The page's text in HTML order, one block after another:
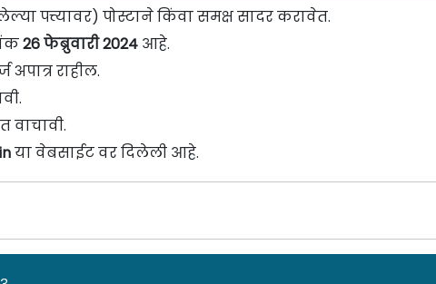
पत्त्यावर) पोस्टाने किंवा समक्ष सादर करावेत.
26 फेब्रुवारी 2024 आहे.
अपात्र राहील.
वाचावी.
या वेबसाईट वर दिलेली आहे.